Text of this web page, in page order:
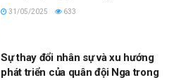
31/05/2025 633
Sự thay đổi nhân sự và xu hướng
phát triển của quân đội Nga trong